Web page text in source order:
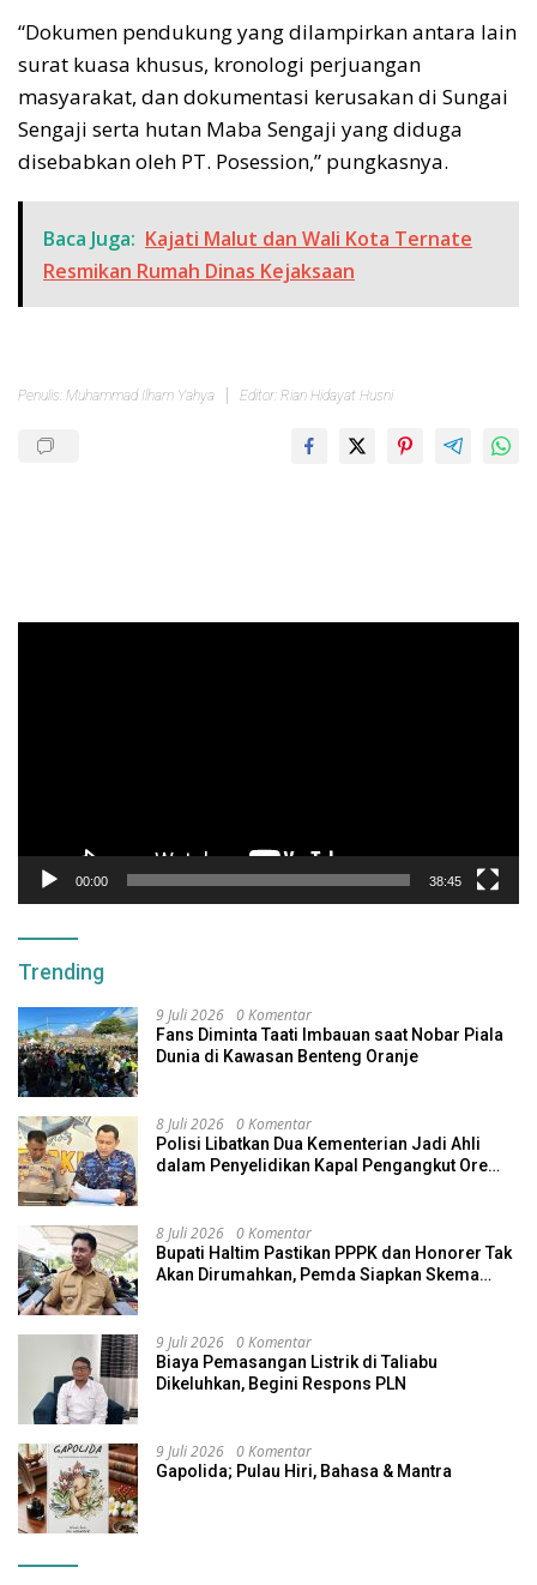
“Dokumen pendukung yang dilampirkan antara lain
surat kuasa khusus, kronologi perjuangan
masyarakat, dan dokumentasi kerusakan di Sungai
Sengaji serta hutan Maba Sengaji yang diduga
disebabkan oleh PT. Posession,” pungkasnya.
Baca Juga: Kajati Malut dan Wali Kota Ternate
Resmikan Rumah Dinas Kejaksaan
Penulis: Muhammad Ilham Yahya Editor: Rian Hidayat Husni
00:00 38:45
Trending
9 Juli 2026 0 Komentar
Fans Diminta Taati Imbauan saat Nobar Piala
Dunia di Kawasan Benteng Oranje
8 Juli 2026 0 Komentar
Polisi Libatkan Dua Kementerian Jadi Ahli
dalam Penyelidikan Kapal Pengangkut Ore
8 Juli 2026 0 Komentar
Bupati Haltim Pastikan PPPK dan Honorer Tak
Akan Dirumahkan, Pemda Siapkan Skema
9 Juli 2026 0 Komentar
Biaya Pemasangan Listrik di Taliabu
Dikeluhkan, Begini Respons PLN
9 Juli 2026 0 Komentar
Gapolida; Pulau Hiri, Bahasa & Mantra